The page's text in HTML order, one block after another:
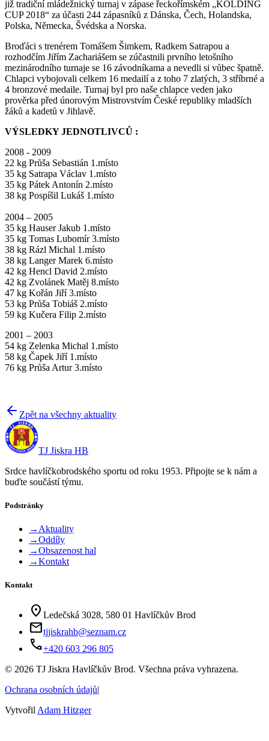
již tradiční mládežnický turnaj v zápase řeckořímském „KOLDING
CUP 2018“ za účasti 244 zápasníků z Dánska, Čech, Holandska,
Polska, Německa, Švédska a Norska.
Broďáci s trenérem Tomášem Šimkem, Radkem Satrapou a
rozhodčím Jiřím Zachariášem se zúčastnili prvního letošního
mezinárodního turnaje se 16 závodníkama a nevedli si vůbec špatně.
Chlapci vybojovali celkem 16 medailí a z toho 7 zlatých, 3 stříbrné a
4 bronzové medaile. Turnaj byl pro naše chlapce veden jako
prověrka před únorovým Mistrovstvím České republiky mladších
žáků a kadetů v Jihlavě.
VÝSLEDKY JEDNOTLIVCŮ :
2008 - 2009
22 kg Průša Sebastián 1.místo
35 kg Satrapa Václav 1.místo
35 kg Pátek Antonín 2.místo
38 kg Pospíšil Lukáš 1.místo
2004 – 2005
35 kg Hauser Jakub 1.místo
35 kg Tomas Lubomír 3.místo
38 kg Rázl Michal 1.místo
38 kg Langer Marek 6.místo
42 kg Hencl David 2.místo
42 kg Zvolánek Matěj 8.místo
47 kg Kořán Jiří 3.místo
53 kg Průša Tobiáš 2.místo
59 kg Kučera Filip 2.místo
2001 – 2003
54 kg Zelenka Michal 1.místo
58 kg Čapek Jiří 1.místo
76 kg Průša Artur 3.místo
Zpět na všechny aktuality
TJ Jiskra HB
Srdce havlíčkobrodského sportu od roku 1953. Připojte se k nám a
buďte součástí týmu.
Podstránky
→ Aktuality
→Oddíly
→Obsazenost hal
→Kontakt
Kontakt
location_on Ledečská 3028, 580 01 Havlíčkův Brod
mailtjjiskrahb@seznam.cz
phone+420 603 296 805
© 2026 TJ Jiskra Havlíčkův Brod. Všechna práva vyhrazena.
Ochrana osobních údajů|
Vytvořil Adam Hitzger